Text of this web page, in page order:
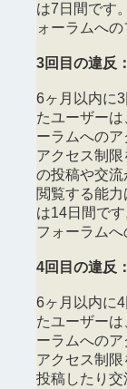
は7日間です
ォーラムへ
3回目の違反
6ヶ月以内に
たユーザー
ーラムへのア
アクセス制
の投稿や交
閲覧する能
は14日間で
フォーラムへ
4回目の違反
6ヶ月以内に
たユーザー
ーラムへのア
アクセス制
投稿したり